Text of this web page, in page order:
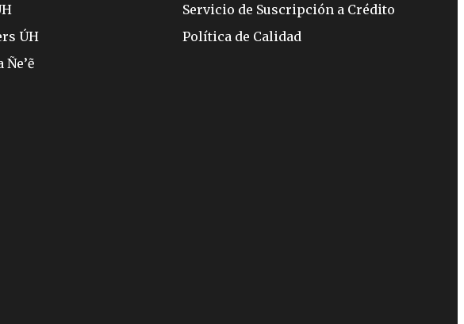
ÚH
Servicio de Suscripción a Crédito
Política de Calidad